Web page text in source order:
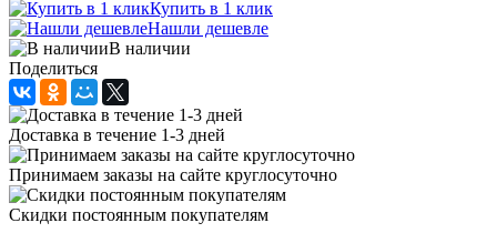
Купить в 1 клик
Нашли дешевле
В наличии
Поделиться
Доставка в течение 1-3 дней
Принимаем заказы на сайте круглосуточно
Скидки постоянным покупателям